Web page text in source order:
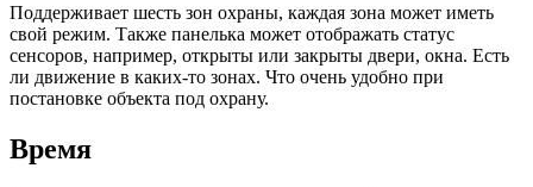
Поддерживает шесть зон охраны, каждая зона может иметь
свой режим. Также панелька может отображать статус
сенсоров, например, открыты или закрыты двери, окна. Есть
ли движение в каких-то зонах. Что очень удобно при
постановке объекта под охрану.
Время